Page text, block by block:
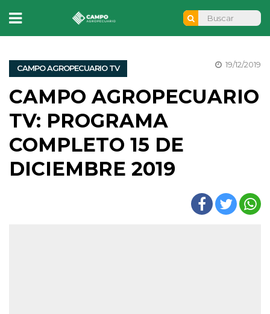
CAMPO AGROPECUARIO TV 19/12/2019
CAMPO AGROPECUARIO
TV: PROGRAMA
COMPLETO 15 DE
DICIEMBRE 2019